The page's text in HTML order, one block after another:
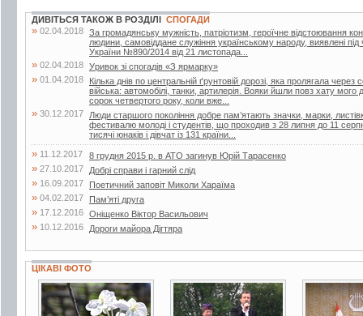
ДИВІТЬСЯ ТАКОЖ В РОЗДІЛІ СПОГАДИ
» 02.04.2018 За громадянську мужність, патріотизм, героїчне відстоювання
людини, самовіддане служіння українському народу, виявлені
України №890/2014 від 21 листопада...
» 02.04.2018 Уривок зі спогадів «З ярмарку»
» 01.04.2018
Кілька днів по центральній ґрунтовій дорозі, яка пролягала
війська: автомобілі, танки, артилерія. Вояки йшли повз хату мого
сорок четвертого року, коли вже...
» 30.12.2017
Люди старшого покоління добре пам’ятають значки, марки,
фестивалю молоді і студентів, що проходив з 28 липня до 11
тисячі юнаків і дівчат із 131 країни...
» 11.12.2017 8 грудня 2015 р. в АТО загинув Юрій Тарасенко
» 27.10.2017 Добрі справи і гарний слід
» 16.09.2017 Поетичний заповіт Миколи Хараїма
» 04.02.2017 Пам’яті друга
» 17.12.2016 Оніщенко Віктор Васильович
» 10.12.2016 Дороги майора Дігтяра
ЦІКАВІ ФОТО
19 фото 15 фото 3 фото